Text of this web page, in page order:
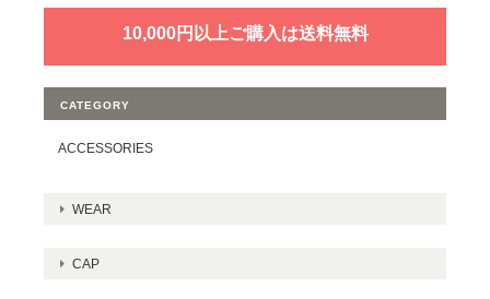
10,000円以上ご購入は送料無料
CATEGORY
ACCESSORIES
WEAR
CAP